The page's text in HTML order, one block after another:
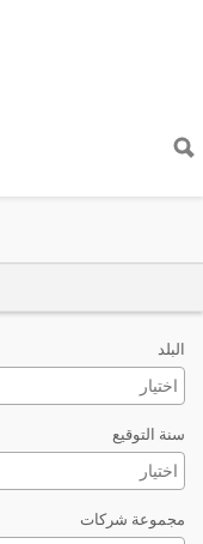
البلد
سنة التوقيع
مجموعة شركات